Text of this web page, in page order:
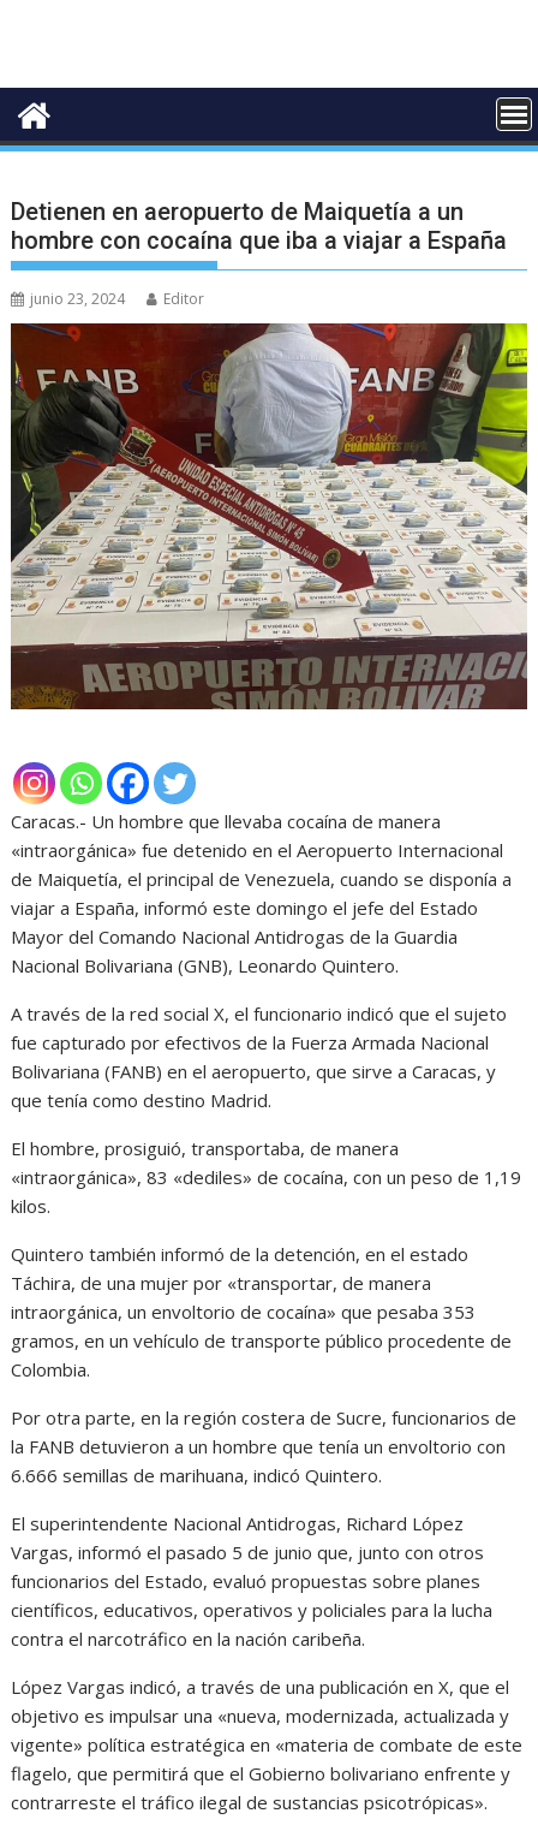
Detienen en aeropuerto de Maiquetía a un
hombre con cocaína que iba a viajar a España
junio 23, 2024 Editor
Caracas.- Un hombre que llevaba cocaína de manera
«intraorgánica» fue detenido en el Aeropuerto Internacional
de Maiquetía, el principal de Venezuela, cuando se disponía a
viajar a España, informó este domingo el jefe del Estado
Mayor del Comando Nacional Antidrogas de la Guardia
Nacional Bolivariana (GNB), Leonardo Quintero.
A través de la red social X, el funcionario indicó que el sujeto
fue capturado por efectivos de la Fuerza Armada Nacional
Bolivariana (FANB) en el aeropuerto, que sirve a Caracas, y
que tenía como destino Madrid.
El hombre, prosiguió, transportaba, de manera
«intraorgánica», 83 «dediles» de cocaína, con un peso de 1,19
kilos.
Quintero también informó de la detención, en el estado
Táchira, de una mujer por «transportar, de manera
intraorgánica, un envoltorio de cocaína» que pesaba 353
gramos, en un vehículo de transporte público procedente de
Colombia.
Por otra parte, en la región costera de Sucre, funcionarios de
la FANB detuvieron a un hombre que tenía un envoltorio con
6.666 semillas de marihuana, indicó Quintero.
El superintendente Nacional Antidrogas, Richard López
Vargas, informó el pasado 5 de junio que, junto con otros
funcionarios del Estado, evaluó propuestas sobre planes
científicos, educativos, operativos y policiales para la lucha
contra el narcotráfico en la nación caribeña.
López Vargas indicó, a través de una publicación en X, que el
objetivo es impulsar una «nueva, modernizada, actualizada y
vigente» política estratégica en «materia de combate de este
flagelo, que permitirá que el Gobierno bolivariano enfrente y
contrarreste el tráfico ilegal de sustancias psicotrópicas».